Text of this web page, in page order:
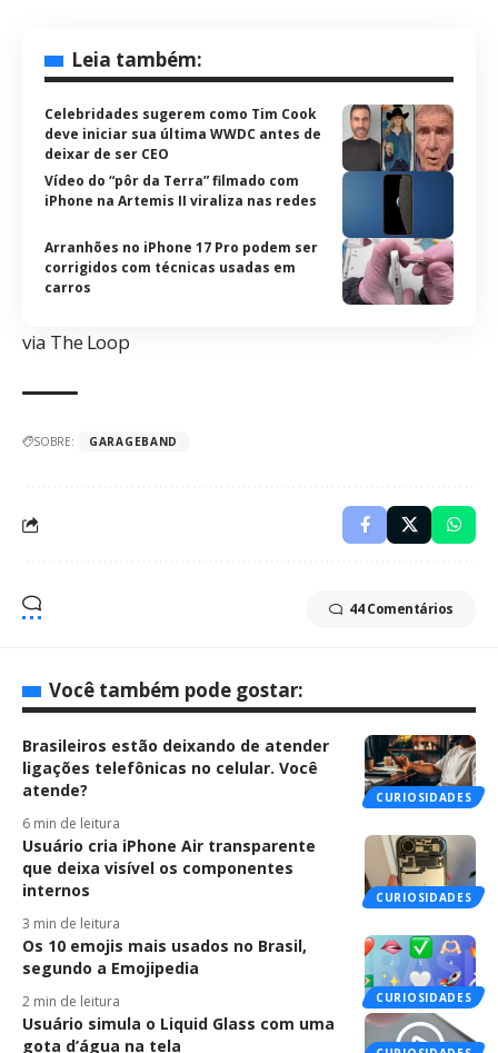
Leia também:
Celebridades sugerem como Tim Cook
deve iniciar sua última WWDC antes de
deixar de ser CEO
Vídeo do “pôr da Terra” filmado com
iPhone na Artemis II viraliza nas redes
Arranhões no iPhone 17 Pro podem ser
corrigidos com técnicas usadas em
carros
via The Loop
SOBRE: GARAGEBAND
44 Comentários
Você também pode gostar:
CURIOSIDADES
Brasileiros estão deixando de atender
ligações telefônicas no celular. Você
atende?
6 min de leitura
CURIOSIDADES
Usuário cria iPhone Air transparente
que deixa visível os componentes
internos
3 min de leitura
CURIOSIDADES
Os 10 emojis mais usados no Brasil,
segundo a Emojipedia
2 min de leitura
Usuário simula o Liquid Glass com uma
gota d’água na tela